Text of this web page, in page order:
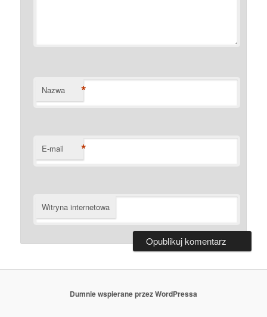
Nazwa *
E-mail *
Witryna internetowa
Dumnie wspierane przez WordPressa